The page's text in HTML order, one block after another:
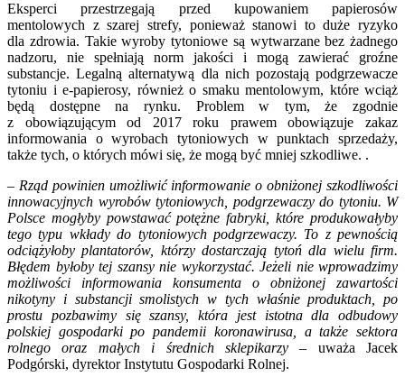
Eksperci przestrzegają przed kupowaniem papierosów
mentolowych z szarej strefy, ponieważ stanowi to duże ryzyko
dla zdrowia. Takie wyroby tytoniowe są wytwarzane bez żadnego
nadzoru, nie spełniają norm jakości i mogą zawierać groźne
substancje. Legalną alternatywą dla nich pozostają podgrzewacze
tytoniu i e-papierosy, również o smaku mentolowym, które wciąż
będą dostępne na rynku. Problem w tym, że zgodnie
z obowiązującym od 2017 roku prawem obowiązuje zakaz
informowania o wyrobach tytoniowych w punktach sprzedaży,
także tych, o których mówi się, że mogą być mniej szkodliwe. .
– Rząd powinien umożliwić informowanie o obniżonej szkodliwości
innowacyjnych wyrobów tytoniowych, podgrzewaczy do tytoniu. W
Polsce mogłyby powstawać potężne fabryki, które produkowałyby
tego typu wkłady do tytoniowych podgrzewaczy. To z pewnością
odciążyłoby plantatorów, którzy dostarczają tytoń dla wielu firm.
Błędem byłoby tej szansy nie wykorzystać. Jeżeli nie wprowadzimy
możliwości informowania konsumenta o obniżonej zawartości
nikotyny i substancji smolistych w tych właśnie produktach, po
prostu pozbawimy się szansy, która jest istotna dla odbudowy
polskiej gospodarki po pandemii koronawirusa, a także sektora
rolnego oraz małych i średnich sklepikarzy – uważa Jacek
Podgórski, dyrektor Instytutu Gospodarki Rolnej.